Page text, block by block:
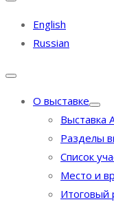
English
Russian
О выставке
Выставка
Разделы
Список
Место и
Итоговый